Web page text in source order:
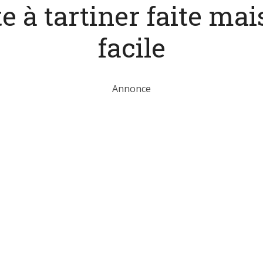
à tartiner faite
facile
Annonce